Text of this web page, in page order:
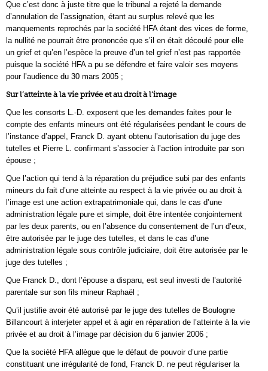
Que c’est donc à juste titre que le tribunal a rejeté la demande
d’annulation de l’assignation, étant au surplus relevé que les
manquements reprochés par la société HFA étant des vices de forme,
la nullité ne pourrait être prononcée que s’il en était découlé pour elle
un grief et qu’en l’espèce la preuve d’un tel grief n’est pas rapportée
puisque la société HFA a pu se défendre et faire valoir ses moyens
pour l’audience du 30 mars 2005 ;
Sur l’atteinte à la vie privée et au droit à l’image
Que les consorts L.-D. exposent que les demandes faites pour le
compte des enfants mineurs ont été régularisées pendant le cours de
l’instance d’appel, Franck D. ayant obtenu l’autorisation du juge des
tutelles et Pierre L. confirmant s’associer à l’action introduite par son
épouse ;
Que l’action qui tend à la réparation du préjudice subi par des enfants
mineurs du fait d’une atteinte au respect à la vie privée ou au droit à
l’image est une action extrapatrimoniale qui, dans le cas d’une
administration légale pure et simple, doit être intentée conjointement
par les deux parents, ou en l’absence du consentement de l’un d’eux,
être autorisée par le juge des tutelles, et dans le cas d’une
administration légale sous contrôle judiciaire, doit être autorisée par le
juge des tutelles ;
Que Franck D., dont l’épouse a disparu, est seul investi de l’autorité
parentale sur son fils mineur Raphaël ;
Qu’il justifie avoir été autorisé par le juge des tutelles de Boulogne
Billancourt à interjeter appel et à agir en réparation de l’atteinte à la vie
privée et au droit à l’image par décision du 6 janvier 2006 ;
Que la société HFA allègue que le défaut de pouvoir d’une partie
constituant une irrégularité de fond, Franck D. ne peut régulariser la